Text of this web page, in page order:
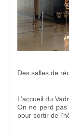
Des salles de
L’accueil du
On ne perd
pour sortir de